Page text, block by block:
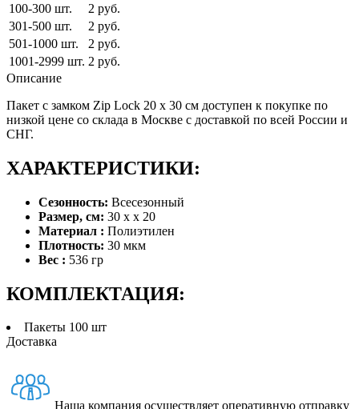
100-300 шт.
2 руб.
301-500 шт.
2 руб.
501-1000 шт.
2 руб.
1001-2999 шт. 2 руб.
Описание
Пакет с замком Zip Lock 20 х 30 см доступен к покупке по
низкой цене со склада в Москве с доставкой по всей России и
СНГ.
ХАРАКТЕРИСТИКИ:
Сезонность: Всесезонный
Размер, см: 30 x x 20
Материал : Полиэтилен
Плотность: 30 мкм
Вес : 536 гр
КОМПЛЕКТАЦИЯ:
Пакеты 100 шт
Доставка
Наша компания осуществляет оперативную отправку